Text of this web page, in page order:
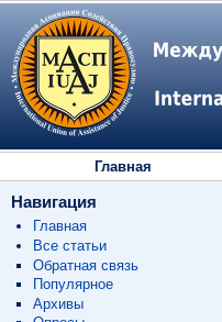
Главная
Навигация
Главная
Все статьи
Обратная связь
Популярное
Архивы